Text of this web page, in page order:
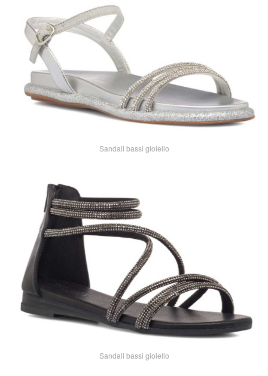
Sandali bassi gioiello
Sandali bassi gioiello